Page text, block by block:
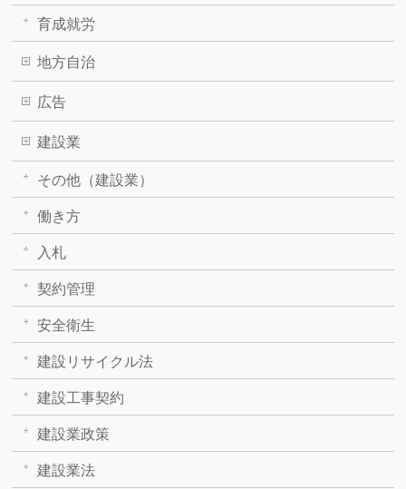
育成就労
地方自治
広告
建設業
その他（建設業）
働き方
入札
契約管理
安全衛生
建設リサイクル法
建設工事契約
建設業政策
建設業法